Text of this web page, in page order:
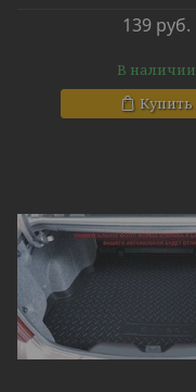
139 руб.
В наличии
Купить